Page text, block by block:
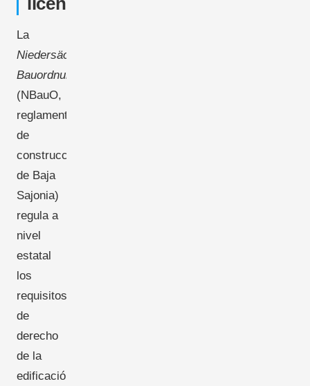
La
Niedersächsische
Bauordnung
(NBauO,
reglamento
de
construcción
de Baja
Sajonia)
regula a
nivel
estatal
los
requisitos
de
derecho
de la
edificación